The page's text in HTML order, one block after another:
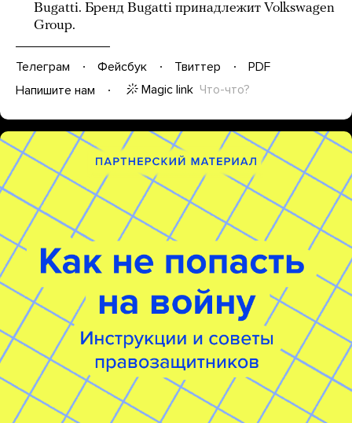
Bugatti. Бренд Bugatti принадлежит Volkswagen
Group.
Телеграм Фейсбук Твиттер
PDF
Напишите нам
Magic link Что-что?